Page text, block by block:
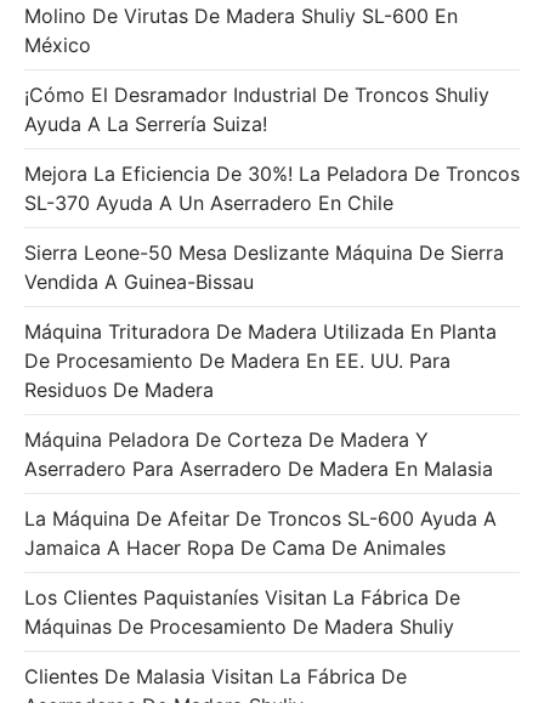
Molino De Virutas De Madera Shuliy SL-600 En
México
¡Cómo El Desramador Industrial De Troncos Shuliy
Ayuda A La Serrería Suiza!
Mejora La Eficiencia De 30%! La Peladora De Troncos
SL-370 Ayuda A Un Aserradero En Chile
Sierra Leone-50 Mesa Deslizante Máquina De Sierra
Vendida A Guinea-Bissau
Máquina Trituradora De Madera Utilizada En Planta
De Procesamiento De Madera En EE. UU. Para
Residuos De Madera
Máquina Peladora De Corteza De Madera Y
Aserradero Para Aserradero De Madera En Malasia
La Máquina De Afeitar De Troncos SL-600 Ayuda A
Jamaica A Hacer Ropa De Cama De Animales
Los Clientes Paquistaníes Visitan La Fábrica De
Máquinas De Procesamiento De Madera Shuliy
Clientes De Malasia Visitan La Fábrica De